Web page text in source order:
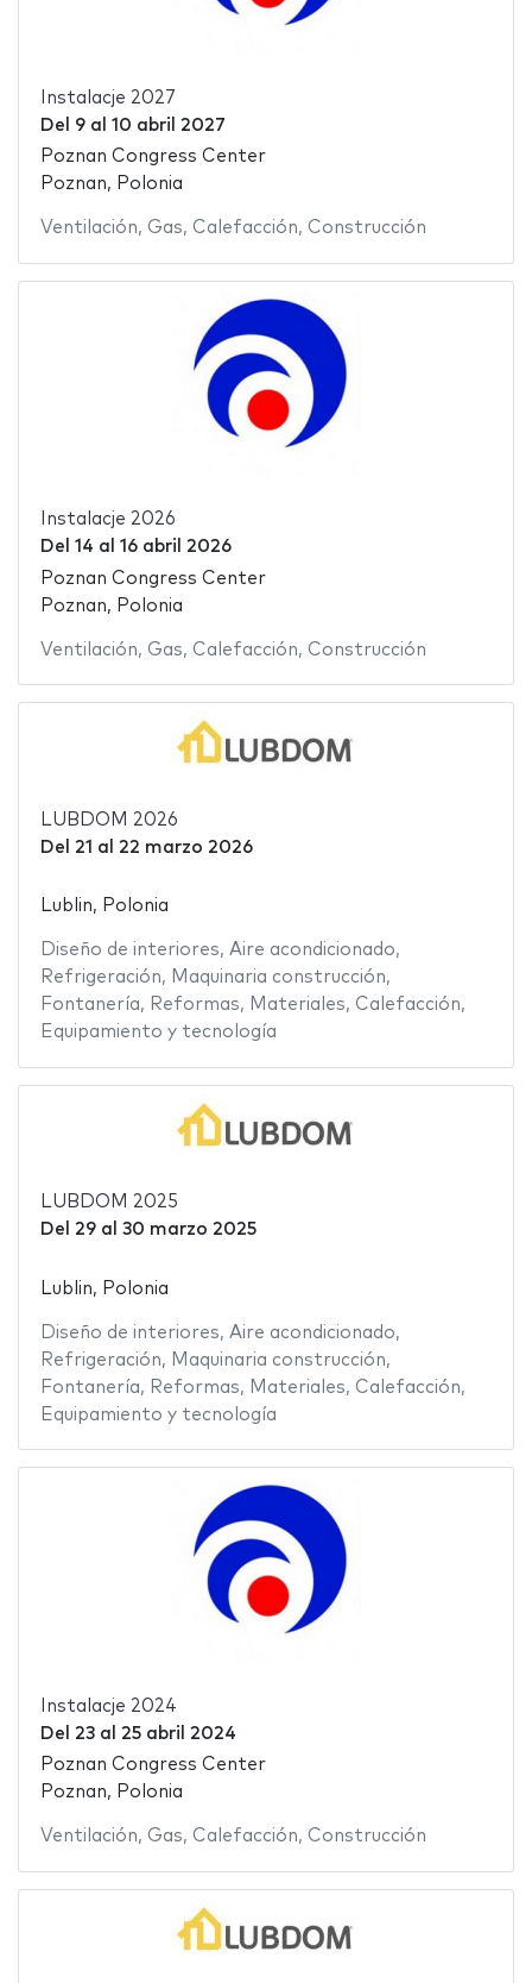
Instalacje 2027
Del 9al 10 abril 2027
Poznan Congress Center
Poznan, Polonia
Ventilación, Gas, Calefacción, Construcción
Instalacje 2026
Del 14 al 16 abril 2026
Poznan Congress Center
Poznan, Polonia
Ventilación, Gas, Calefacción, Construcción
LUBDOM 2026
Del 21 al 22 marzo 2026
Lublin, Polonia
Diseño de interiores, Aire acondicionado,
Refrigeración, Maquinaria construcción,
Fontanería, Reformas, Materiales, Calefacción,
Equipamiento y tecnología
LUBDOM 2025
Del 29al 30 marzo 2025
Lublin, Polonia
Diseño de interiores, Aire acondicionado,
Refrigeración, Maquinaria construcción,
Fontanería, Reformas, Materiales, Calefacción,
Equipamiento y tecnología
Instalacje 2024
Del 23al 25 abril 2024
Poznan Congress Center
Poznan, Polonia
Ventilación, Gas, Calefacción, Construcción